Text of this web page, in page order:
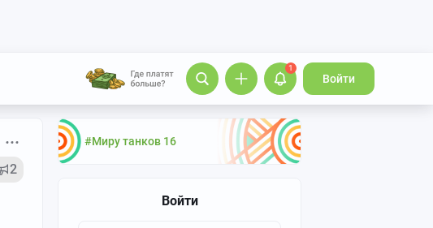
1
Войти
#Миру танков 16
Войти
2